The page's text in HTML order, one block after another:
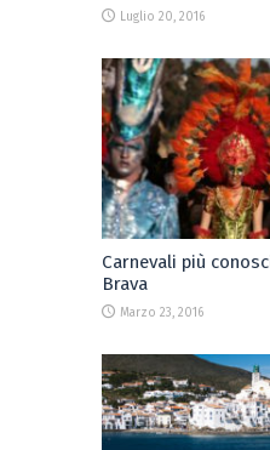
Luglio 20, 2016
Carnevali più
Brava
Marzo 23, 2016